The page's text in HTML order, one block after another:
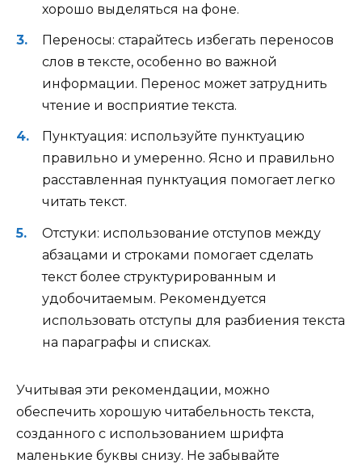
хорошо выделяться на фоне.
Переносы: старайтесь избегать переносов
слов в тексте, особенно во важной
информации. Перенос может затруднить
чтение и восприятие текста.
Пунктуация: используйте пунктуацию
правильно и умеренно. Ясно и правильно
расставленная пунктуация помогает легко
читать текст.
Отстуки: использование отступов между
абзацами и строками помогает сделать
текст более структурированным и
удобочитаемым. Рекомендуется
использовать отступы для разбиения текста
на параграфы и списках.
Учитывая эти рекомендации, можно
обеспечить хорошую читабельность текста,
созданного с использованием шрифта
маленькие буквы снизу. Не забывайте